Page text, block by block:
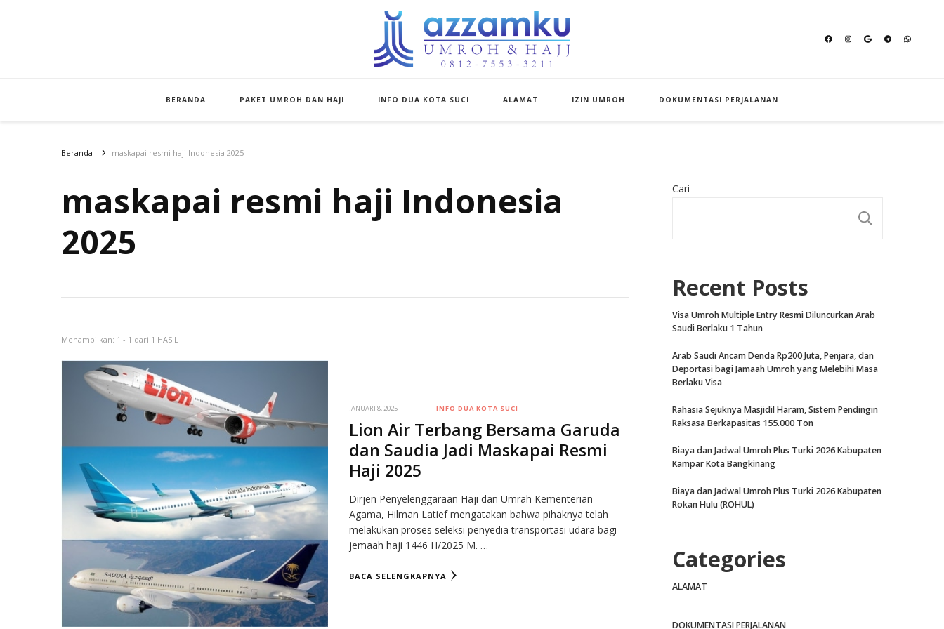
BERANDA PAKET UMROH DAN HAJI INFO DUA KOTA SUCI ALAMAT IZIN UMROH DOKUMENTASI PERJALANAN
Beranda maskapai resmi haji Indonesia 2025
maskapai resmi haji Indonesia
2025
Menampilkan: 1 - 1 dari 1 HASIL
JANUARI 8, 2025 INFO DUA KOTA SUCI
Lion Air Terbang Bersama Garuda
dan Saudia Jadi Maskapai Resmi
Haji 2025
Dirjen Penyelenggaraan Haji dan Umrah Kementerian
Agama, Hilman Latief mengatakan bahwa pihaknya telah
melakukan proses seleksi penyedia transportasi udara bagi
jemaah haji 1446 H/2025 M. …
BACA SELENGKAPNYA
Cari
Recent Posts
Visa Umroh Multiple Entry Resmi Diluncurkan Arab
Saudi Berlaku 1 Tahun
Arab Saudi Ancam Denda Rp200 Juta, Penjara, dan
Deportasi bagi Jamaah Umroh yang Melebihi Masa
Berlaku Visa
Rahasia Sejuknya Masjidil Haram, Sistem Pendingin
Raksasa Berkapasitas 155.000 Ton
Biaya dan Jadwal Umroh Plus Turki 2026 Kabupaten
Kampar Kota Bangkinang
Biaya dan Jadwal Umroh Plus Turki 2026 Kabupaten
Rokan Hulu (ROHUL)
Categories
ALAMAT
DOKUMENTASI PERJALANAN